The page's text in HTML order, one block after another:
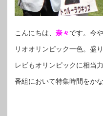
こんにちは、 奈々です。今
リオオリンピック一色。盛
レビもオリンピックに相当
番組において特集時間をか